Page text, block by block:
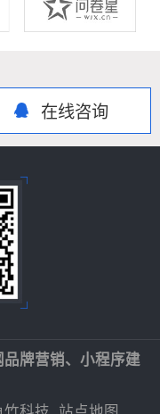
在线咨询
牌营销、小程序建